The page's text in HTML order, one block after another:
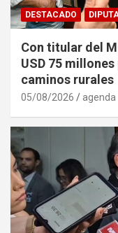
DESTACADO
Con titular del
USD 75
caminos rurales
05/08/2026 agenda